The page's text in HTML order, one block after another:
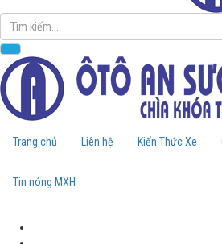
Trang chủ Liên hệ Kiến Thức Xe
Tin nóng MXH